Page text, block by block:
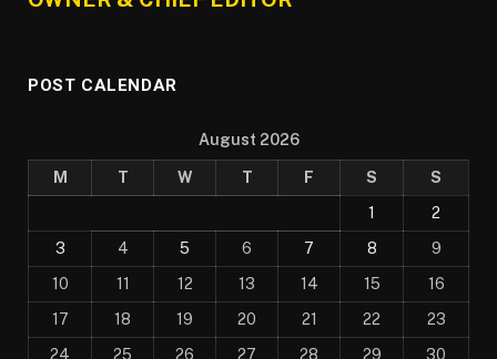
POST CALENDAR
August 2026
M T W T F S
S
1
2
3
4 5 6 7 8
9
10
11 12 13 14 15
16
17
18 19 20 21 22
23
24
25 26 27 28 29
30